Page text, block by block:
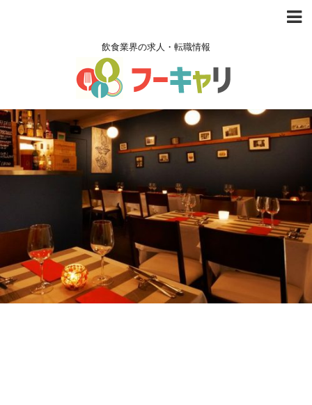
飲食業界の求人・転職情報